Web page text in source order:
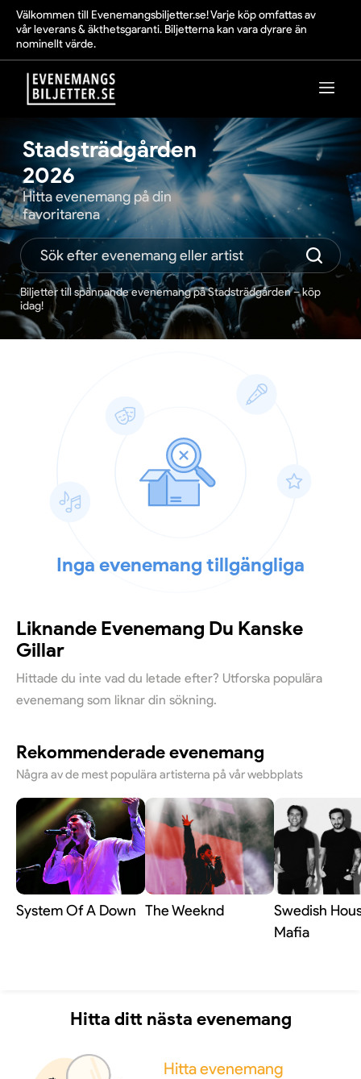
Välkommen till Evenemangsbiljetter.se! Varje köp omfattas av
vår leverans & äkthetsgaranti. Biljetterna kan vara dyrare än
nominellt värde.
Stadsträdgården
2026
Hitta evenemang på din
favoritarena
Biljetter till spännande evenemang på Stadsträdgården – köp
idag!
Inga evenemang tillgängliga
Liknande Evenemang Du Kanske
Gillar
Hittade du inte vad du letade efter? Utforska populära
evenemang som liknar din sökning.
Rekommenderade evenemang
Några av de mest populära artisterna på vår webbplats
System Of A Down The Weeknd
Swedish
Mafia
Hitta ditt nästa evenemang
Hitta evenemang